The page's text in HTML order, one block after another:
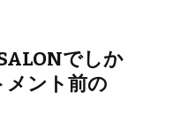
でしか
ント前の